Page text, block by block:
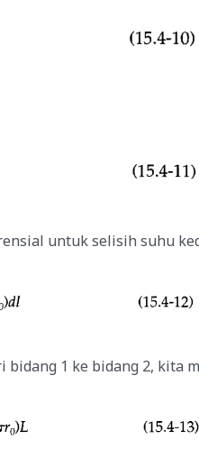
untuk selisih suhu
1 ke bidang 2, kita